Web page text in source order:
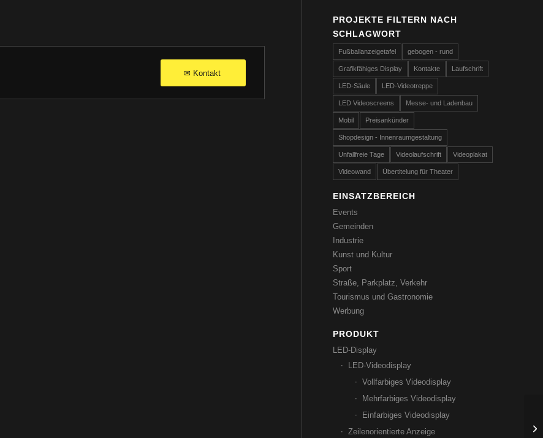
✉ Kontakt
PROJEKTE FILTERN NACH
SCHLAGWORT
Fußballanzeigetafel gebogen - rund
Grafikfähiges Display Kontakte Laufschrift
LED-Säule LED-Videotreppe
LED Videoscreens Messe- und Ladenbau
Mobil Preisankünder
Shopdesign - Innenraumgestaltung
Unfallfreie Tage Videolaufschrift Videoplakat
Videowand Übertitelung für Theater
EINSATZBEREICH
Events
Gemeinden
Industrie
Kunst und Kultur
Sport
Straße, Parkplatz, Verkehr
Tourismus und Gastronomie
Werbung
PRODUKT
LED-Display
LED-Videodisplay
Vollfarbiges Videodisplay
Mehrfarbiges Videodisplay
Einfarbiges Videodisplay
Zeilenorientierte Anzeige